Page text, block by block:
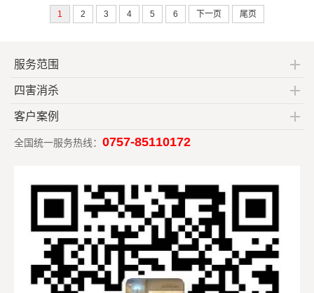
1 2 3 4 5 6 下一页 尾页
服务范围
四害消杀
客户案例
全国统一服务热线： 0757-85110172